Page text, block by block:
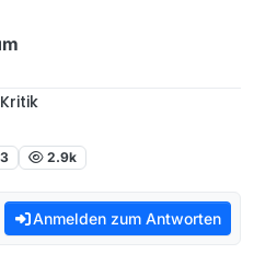
3 2.9k
Anmelden zum Antworten